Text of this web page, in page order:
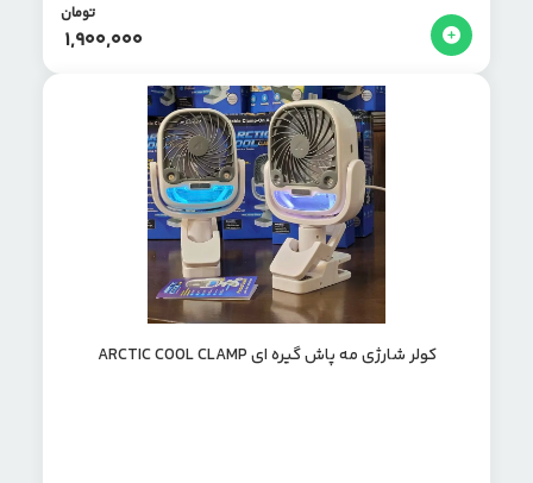
1,900,000
تومان
کولر شارژی مه پاش گیره ای ARCTIC COOL CLAMP